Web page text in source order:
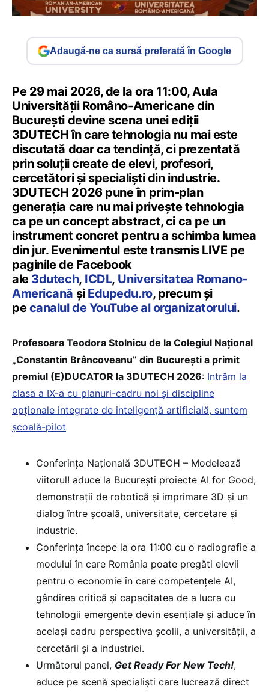
Adaugă-ne ca sursă preferată în Google
Pe 29 mai 2026, de la ora 11:00, Aula
Universității Româno-Americane din
București devine scena unei ediții
3DUTECH în care tehnologia nu mai este
discutată doar ca tendință, ci prezentată
prin soluții create de elevi, profesori,
cercetători și specialiști din industrie.
3DUTECH 2026 pune în prim-plan
generația care nu mai privește tehnologia
ca pe un concept abstract, ci ca pe un
instrument concret pentru a schimba lumea
din jur. Evenimentul este transmis LIVE pe
paginile de Facebook
ale 3dutech, ICDL, Universitatea Romano-
Americană și Edupedu.ro, precum și
pecanalul de YouTube al organizatorului.
Profesoara Teodora Stolnicu de la Colegiul Național
„Constantin Brâncoveanu” din București a primit
premiul (E)DUCATOR la 3DUTECH 2026: Intrăm la
clasa a IX-a cu planuri-cadru noi și discipline
opționale integrate de inteligență artificială, suntem
școală-pilot
Conferința Națională 3DUTECH – Modelează
viitorul! aduce la București proiecte AI for Good,
demonstrații de robotică și imprimare 3D și un
dialog între școală, universitate, cercetare și
industrie.
Conferința începe la ora 11:00 cu o radiografie a
modului în care România poate pregăti elevii
pentru o economie în care competențele AI,
gândirea critică și capacitatea de a lucra cu
tehnologii emergente devin esențiale și aduce în
același cadru perspectiva școlii, a universității, a
cercetării și a industriei.
Următorul panel, Get Ready For New Tech!,
aduce pe scenă specialiști care lucrează direct